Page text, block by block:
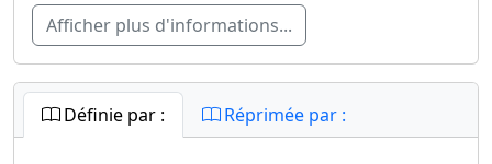
Afficher plus d'informations...
Définie par : Réprimée par :